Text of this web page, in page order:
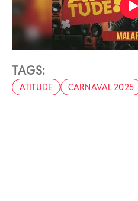
TAGS:
ATITUDE CARNAVAL 2025